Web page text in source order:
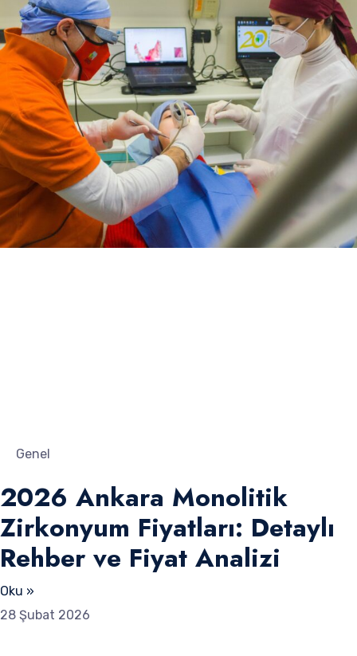
Genel
2026 Ankara Monolitik
Zirkonyum Fiyatları: Detaylı
Rehber ve Fiyat Analizi
Oku »
28 Şubat 2026